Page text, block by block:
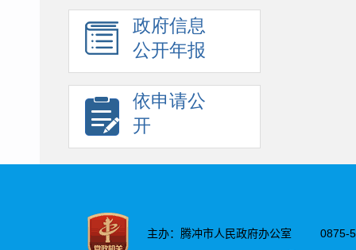
政府信息
公开年报
依申请公
开